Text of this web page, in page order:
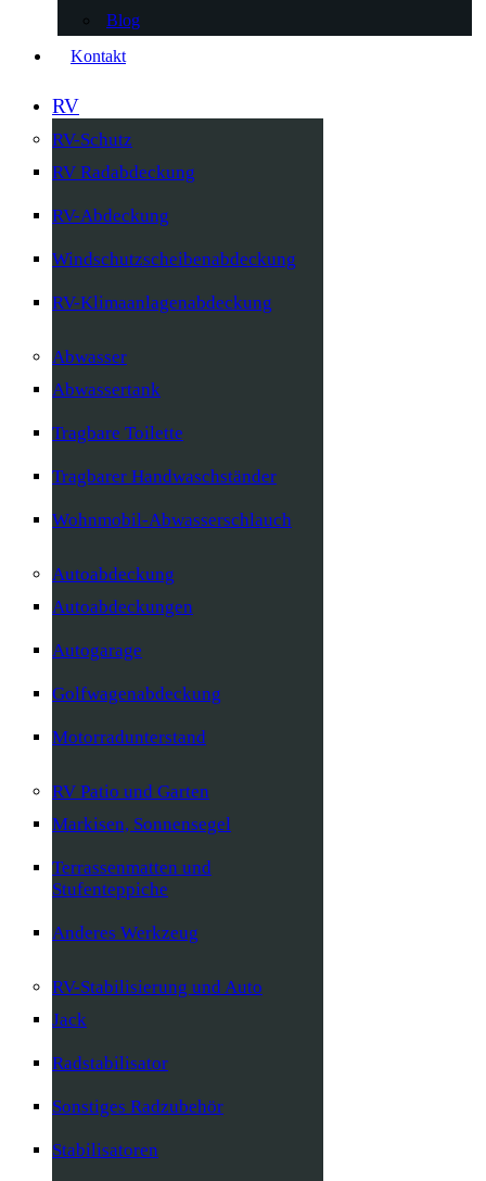
Blog
Kontakt
RV
RV-Schutz
RV Radabdeckung
RV-Abdeckung
Windschutzscheibenabdeckung
RV-Klimaanlagenabdeckung
Abwasser
Abwassertank
Tragbare Toilette
Tragbarer Handwaschständer
Wohnmobil-Abwasserschlauch
Autoabdeckung
Autoabdeckungen
Autogarage
Golfwagenabdeckung
Motorradunterstand
RV Patio und Garten
Markisen, Sonnensegel
Terrassenmatten und
Stufenteppiche
Anderes Werkzeug
RV-Stabilisierung und Auto
Jack
Radstabilisator
Sonstiges Radzubehör
Stabilisatoren